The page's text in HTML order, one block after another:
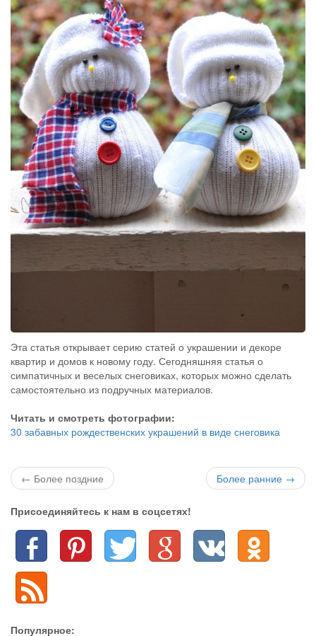
Эта статья открывает серию статей о украшении и декоре
квартир и домов к новому году. Сегодняшняя статья о
симпатичных и веселых снеговиках, которых можно сделать
самостоятельно из подручных материалов.
Читать и смотреть фотографии:
30 забавных рождественских украшений в виде снеговика
← Более поздние Более ранние →
Присоединяйтесь к нам в соцсетях!
Популярное: